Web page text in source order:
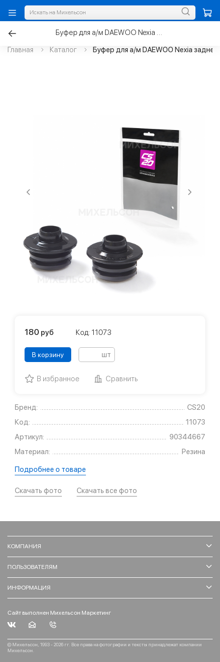
Главная Каталог Буфер для а/м DAEWOO Nexia
Бренд:
CS20
Код:
11073
Артикул:
90344667
Материал:
Резина
Подробнее о товаре
Скачать фото Скачать все фото
180 руб Код: 11073
В корзину шт
В избранное Сравнить
КОМПАНИЯ
ПОЛЬЗОВАТЕЛЯМ
ИНФОРМАЦИЯ
Сайт выполнен Михельсон Маркетинг
© Михельсон, 1993 - 2026 гг. Все права на фотографии и тексты принадлежат компании
Михельсон.